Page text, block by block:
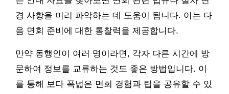
경 사항을 미리 파악하는 데 도움이 됩니다. 이는 다
음 면회 준비에 대한 통찰력을 제공합니다.
만약 동행인이 여러 명이라면, 각자 다른 시간에 방
문하여 정보를 교류하는 것도 좋은 방법입니다. 이
를 통해 보다 폭넓은 면회 경험과 팁을 공유할 수 있